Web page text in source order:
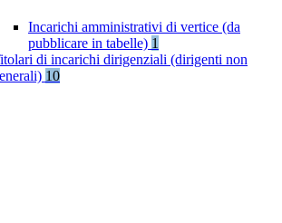
Incarichi amministrativi di vertice (da
pubblicare in tabelle) 1
di incarichi dirigenziali (dirigenti non
10